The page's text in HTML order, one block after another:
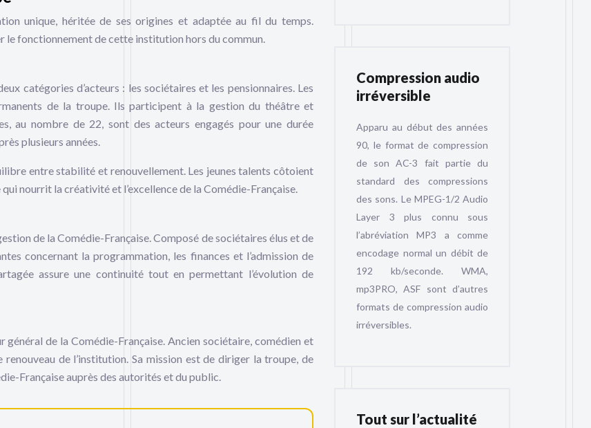
unique, héritée de ses origines et adaptée au fil du temps.
fonctionnement de cette institution hors du commun.
catégories d’acteurs : les sociétaires et les pensionnaires. Les
de la troupe. Ils participent à la gestion du théâtre et
au nombre de 22, sont des acteurs engagés pour une durée
plusieurs années.
entre stabilité et renouvellement. Les jeunes talents côtoient
nourrit la créativité et l’excellence de la Comédie-Française.
de la Comédie-Française. Composé de sociétaires élus et de
concernant la programmation, les finances et l’admission de
assure une continuité tout en permettant l’évolution de
de la Comédie-Française. Ancien sociétaire, comédien et
de l’institution. Sa mission est de diriger la troupe, de
Française auprès des autorités et du public.
Compression audio
irréversible
Apparu au début des années
90, le format de compression
de son AC-3 fait partie du
standard des compressions
des sons. Le MPEG-1/2 Audio
Layer 3 plus connu sous
l’abréviation MP3 a comme
encodage normal un débit de
192 kb/seconde. WMA,
mp3PRO, ASF sont d’autres
formats de compression audio
irréversibles.
Tout sur l’actualité